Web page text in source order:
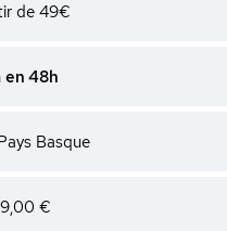
de 49€
en 48h
Basque
€